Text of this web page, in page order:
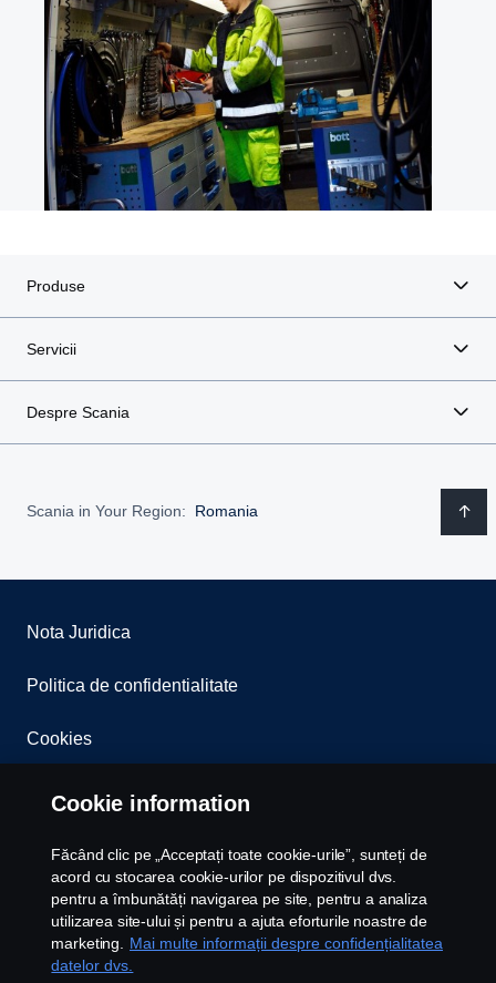
Produse
Servicii
Despre Scania
Scania in Your Region: Romania
Nota Juridica
Politica de confidentialitate
Cookies
Whistleblowing
Contact
Newsletter
Setari Cookie
Cookie information
Făcând clic pe „Acceptați toate cookie-urile”, sunteți de
acord cu stocarea cookie-urilor pe dispozitivul dvs.
pentru a îmbunătăți navigarea pe site, pentru a analiza
utilizarea site-ului și pentru a ajuta eforturile noastre de
marketing.
Mai multe informații despre confidențialitatea
datelor dvs.